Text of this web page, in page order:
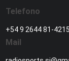
Telefono
+54 9 2644 81-4215
Mail